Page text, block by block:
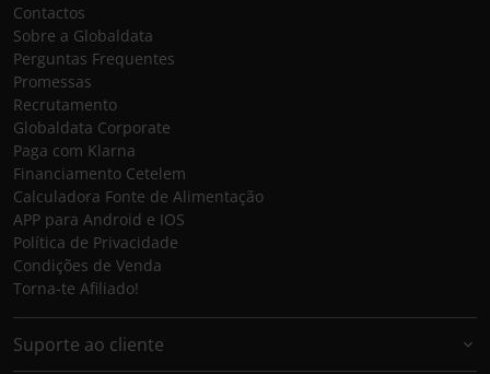
Contactos
Sobre a Globaldata
Perguntas Frequentes
Promessas
Recrutamento
Globaldata Corporate
Paga com Klarna
Financiamento Cetelem
Calculadora Fonte de Alimentação
APP para Android e IOS
Política de Privacidade
Condições de Venda
Torna-te Afiliado!
Suporte ao cliente